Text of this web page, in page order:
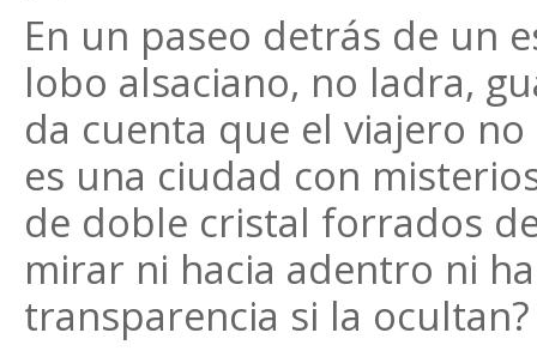
En un paseo detrás de un
lobo alsaciano, no ladra,
da cuenta que el viajero
es una ciudad con
de doble cristal forrados
mirar ni hacia adentro ni
transparencia si la ocultan?